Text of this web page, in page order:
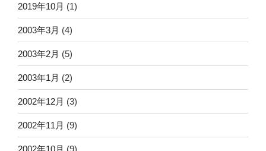
2019年10月 (1)
2003年3月 (4)
2003年2月 (5)
2003年1月 (2)
2002年12月 (3)
2002年11月 (9)
2002年10月 (9)